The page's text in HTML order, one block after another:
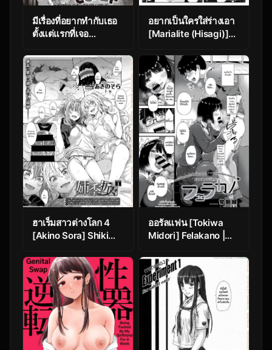
มีเรื่องที่อยากทำกับเธอ
ตั้งแต่แรกที่เจอ
อยากเป็นใครใส่ร่างเอา
[Marialite (Hisagi)]
Kanojo-tachi
~Fukushuu Hen~
ฮาเร็มสาวต่างโลก 4
[Akino Sora] Shiki
ออรัลแฟน [Tokiwa
Midori] Felakano |
ExE 16)